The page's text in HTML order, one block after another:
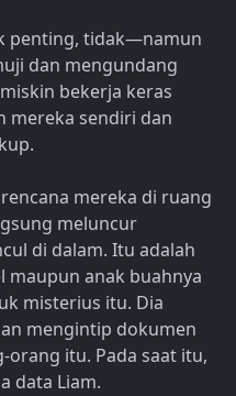
penting, tidak—namun
dan mengundang
bekerja keras
mereka sendiri dan
mereka di ruang
meluncur
di dalam. Itu adalah
maupun anak buahnya
misterius itu. Dia
mengintip dokumen
itu. Pada saat itu,
data Liam.